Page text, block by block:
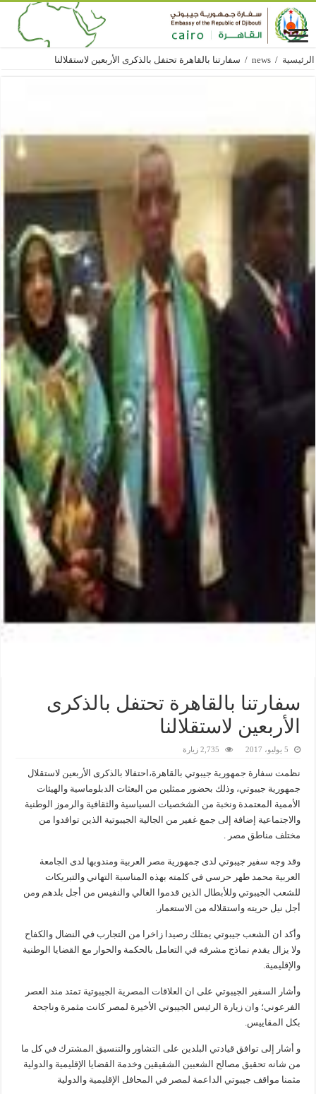
الرئيسية /
news
/ سفارتنا بالقاهرة تحتفل بالذكرى الأربعين لاستقلالنا
سفارتنا بالقاهرة تحتفل بالذكرى
الأربعين لاستقلالنا
5 يوليو، 2017 2,735 زيارة
نظمت سفارة جمهورية جيبوتي بالقاهرة،احتفالا بالذكرى الأربعين لاستقلال
جمهورية جيبوتي، وذلك بحضور ممثلين من البعثات الدبلوماسية والهيئات
الأممية المعتمدة ونخبة من الشخصيات السياسية والثقافية والرموز الوطنية
والاجتماعية إضافة إلى جمع غفير من الجالية الجيبوتية الذين توافدوا من
مختلف مناطق مصر .
وقد وجه سفير جيبوتي لدى جمهورية مصر العربية ومندوبها لدى الجامعة
العربية محمد طهر حرسي في كلمته بهذه المناسبة التهاني والتبريكات
للشعب الجيبوتي وللأبطال الذين قدموا الغالي والنفيس من أجل بلدهم ومن
أجل نيل حريته واستقلاله من الاستعمار.
وأكد ان الشعب جيبوتي يمتلك رصيدا زاخرا من التجارب في النضال والكفاح
ولا يزال يقدم نماذج مشرفه في التعامل بالحكمة والحوار مع القضايا الوطنية
والإقليمية.
وأشار السفير الجيبوتي على ان العلاقات المصرية الجيبوتية تمتد مند العصر
الفرعوني؛ وان زيارة الرئيس الجيبوتي الأخيرة لمصر كانت مثمرة وناجحة
بكل المقاييس.
و أشار إلى توافق قيادتي البلدين على التشاور والتنسيق المشترك في كل ما
من شانه تحقيق مصالح الشعبين الشقيقين وخدمة القضايا الإقليمية والدولية
مثمنا مواقف جيبوتي الداعمة لمصر في المحافل الإقليمية والدولية